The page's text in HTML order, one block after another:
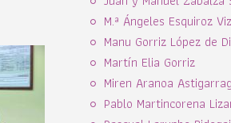
M.ª Ángeles Esquiroz
Manu Gorriz López de
Martín Elia Gorriz
Miren Aranoa
Pablo Martincorena